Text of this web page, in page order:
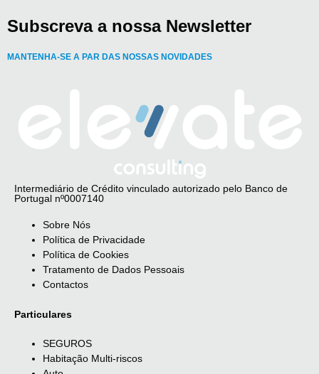
Subscreva a nossa Newsletter
MANTENHA-SE A PAR DAS NOSSAS NOVIDADES
Intermediário de Crédito vinculado autorizado pelo Banco de
Portugal nº0007140
Sobre Nós
Política de Privacidade
Política de Cookies
Tratamento de Dados Pessoais
Contactos
Particulares
SEGUROS
Habitação Multi-riscos